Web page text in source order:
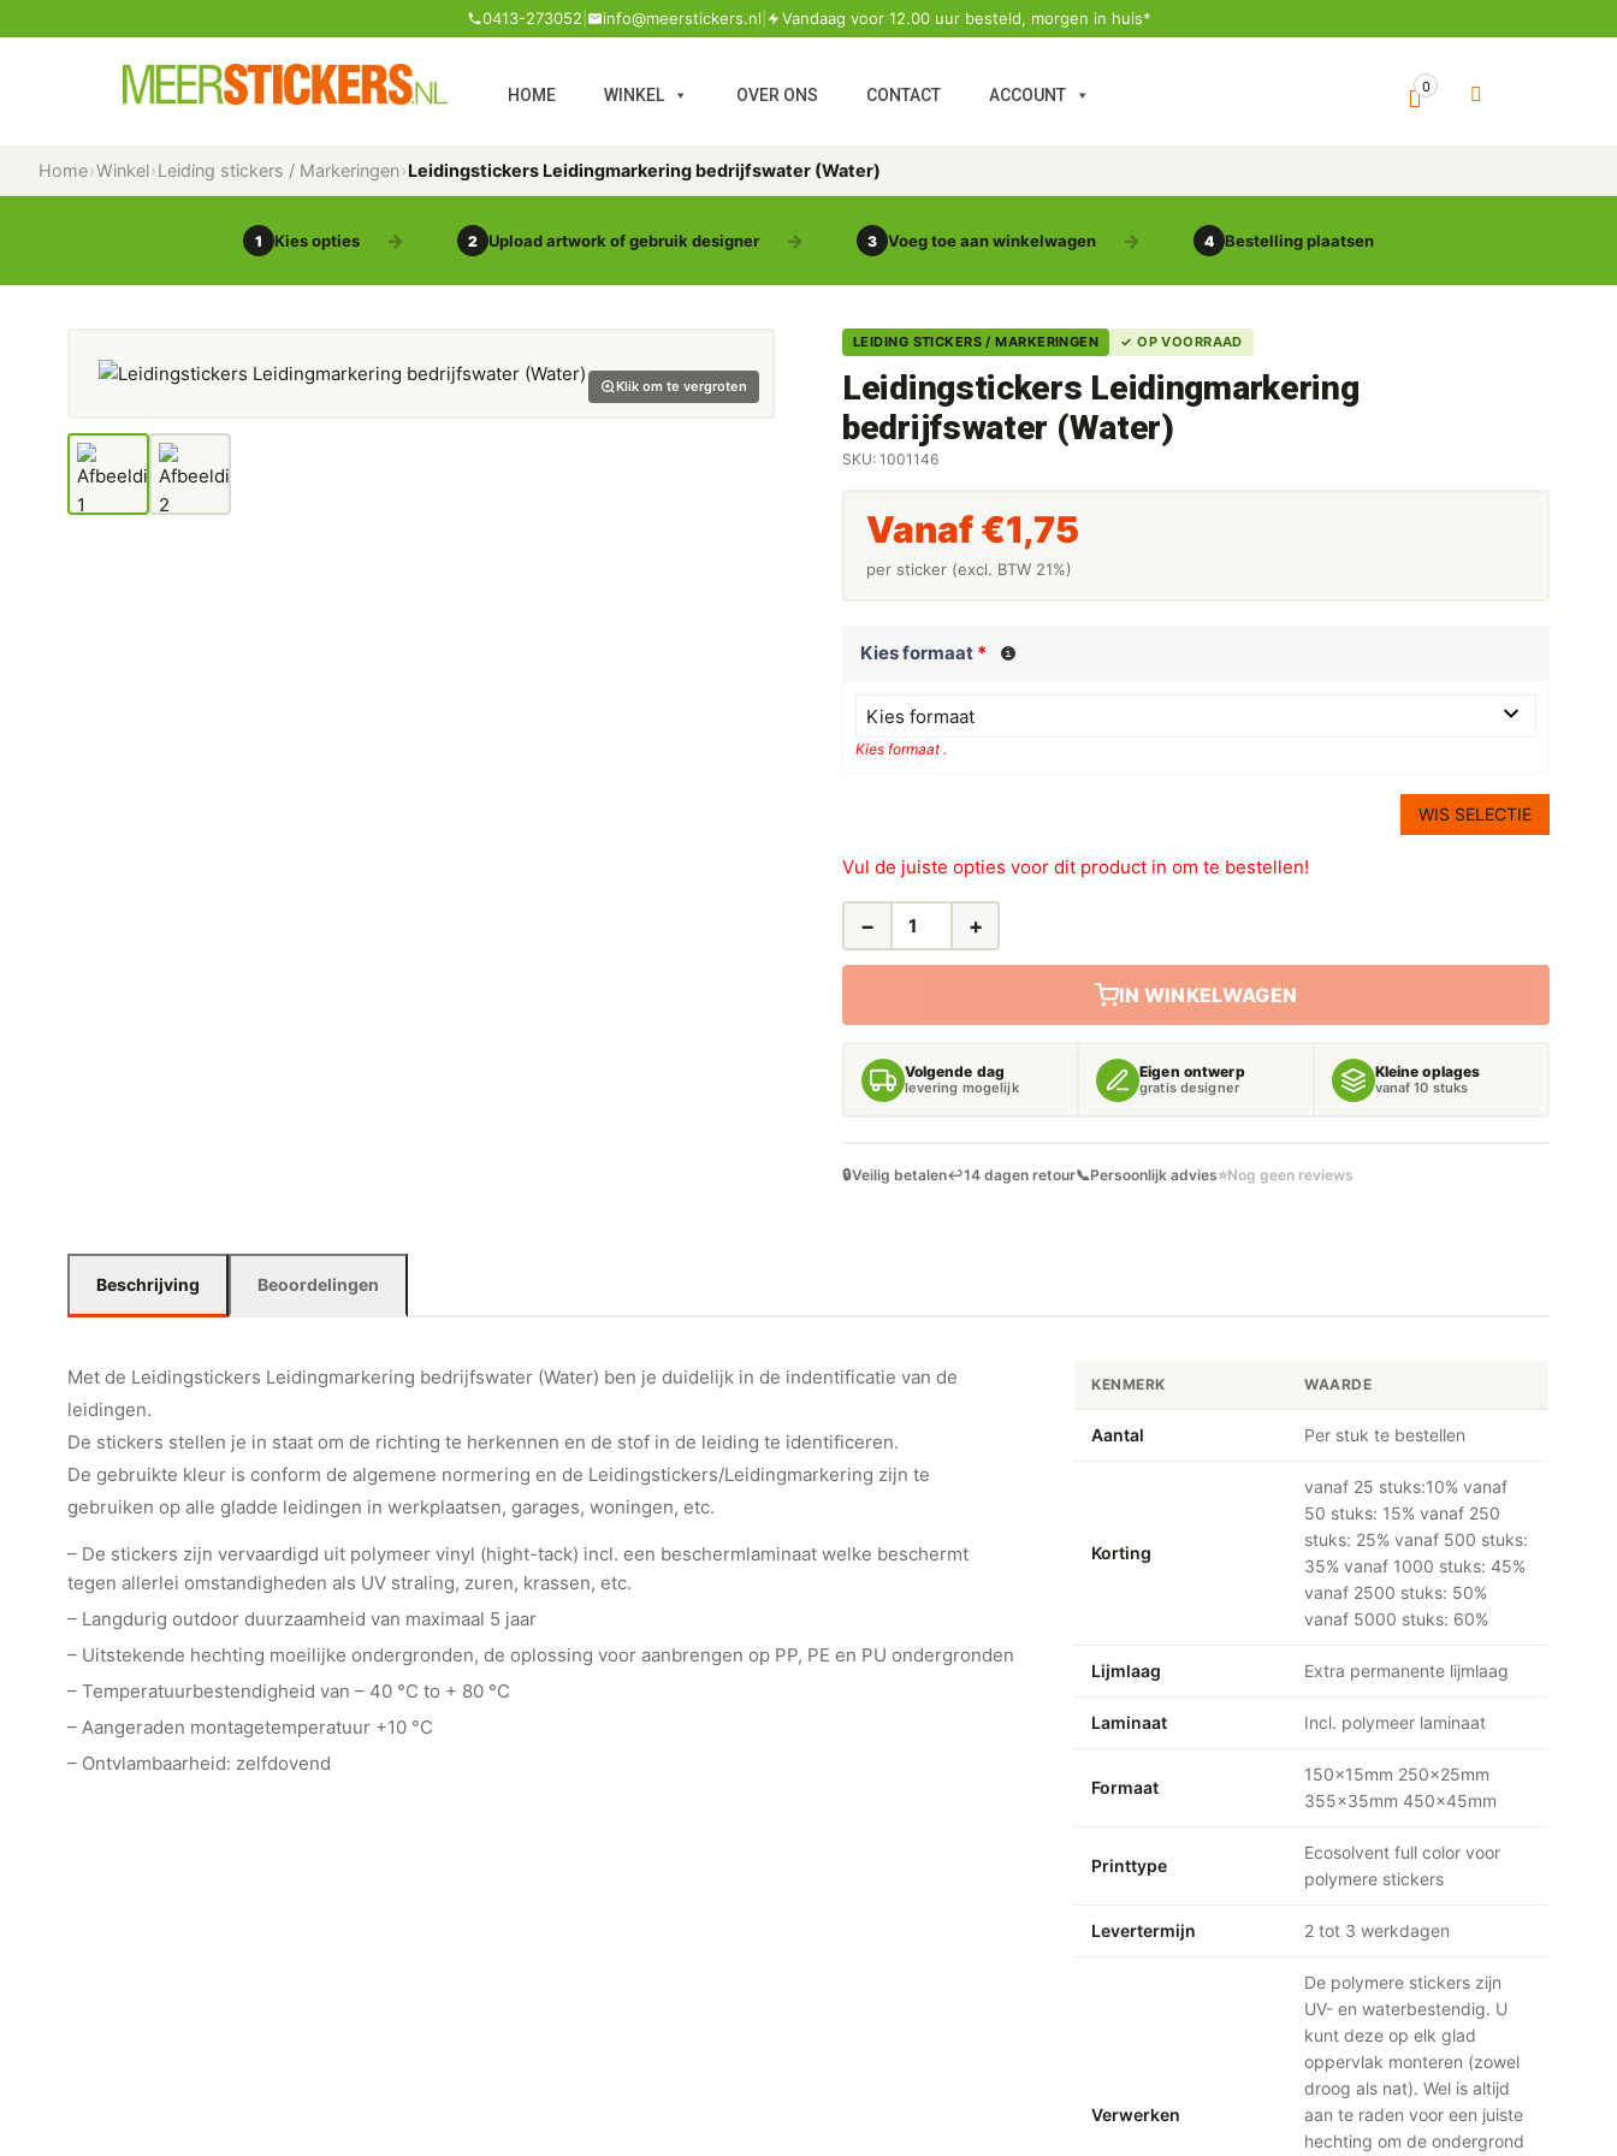
0413-273052 info@meerstickers.nl Vandaag voor 12.00 uur besteld, morgen in huis*
HOME WINKEL OVER ONS CONTACT ACCOUNT 0
Home›Winkel›Leiding stickers / Markeringen›Leidingstickers Leidingmarkering bedrijfswater (Water)
1 Kies opties 2 Upload artwork of gebruik designer 3 Voeg toe aan winkelwagen 4 Bestelling plaatsen
Klik om te vergroten
LEIDING STICKERS / MARKERINGEN ✓ OP VOORRAAD
Leidingstickers Leidingmarkering
bedrijfswater (Water)
SKU: 1001146
Vanaf €1,75
per sticker (excl. BTW 21%)
Kies formaat *
Kies formaat
Kies formaat .
WIS SELECTIE
Vul de juiste opties voor dit product in om te bestellen!
LEIDINGSTICKERS
− +
IN WINKELWAGEN
Volgende dag
levering mogelijk
Eigen ontwerp
gratis designer
Kleine oplages
vanaf 10 stuks
🔒Veilig betalen↩️14 dagen retour📞Persoonlijk advies⭐Nog geen reviews
Beschrijving Beoordelingen
Met de Leidingstickers Leidingmarkering bedrijfswater (Water) ben je duidelijk in de indentificatie van de
leidingen.
De stickers stellen je in staat om de richting te herkennen en de stof in de leiding te identificeren.
De gebruikte kleur is conform de algemene normering en de Leidingstickers/Leidingmarkering zijn te
gebruiken op alle gladde leidingen in werkplaatsen, garages, woningen, etc.
– De stickers zijn vervaardigd uit polymeer vinyl (hight-tack) incl. een beschermlaminaat welke beschermt
tegen allerlei omstandigheden als UV straling, zuren, krassen, etc.
– Langdurig outdoor duurzaamheid van maximaal 5 jaar
– Uitstekende hechting moeilijke ondergronden, de oplossing voor aanbrengen op PP, PE en PU ondergronden
– Temperatuurbestendigheid van – 40 °C to + 80 °C
– Aangeraden montagetemperatuur +10 °C
– Ontvlambaarheid: zelfdovend
KENMERK WAARDE
Aantal Per stuk te bestellen
Korting
vanaf 25 stuks:10% vanaf
50 stuks: 15% vanaf 250
stuks: 25% vanaf 500 stuks:
35% vanaf 1000 stuks: 45%
vanaf 2500 stuks: 50%
vanaf 5000 stuks: 60%
Lijmlaag Extra permanente lijmlaag
Laminaat Incl. polymeer laminaat
Formaat
150x15mm 250x25mm
355x35mm 450x45mm
Printtype
Ecosolvent full color voor
polymere stickers
Levertermijn 2 tot 3 werkdagen
Verwerken
De polymere stickers zijn
UV- en waterbestendig. U
kunt deze op elk glad
oppervlak monteren (zowel
droog als nat). Wel is altijd
aan te raden voor een juiste
hechting om de ondergrond